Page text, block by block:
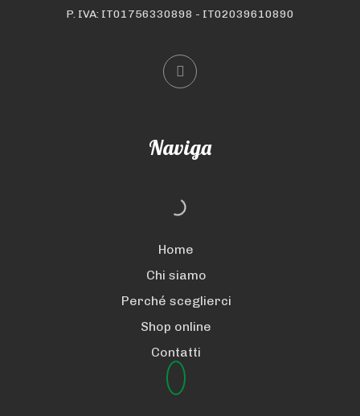
P. IVA: IT01756330898 - IT02039610890
Naviga
Home
Chi siamo
Perché sceglierci
Shop online
Contatti